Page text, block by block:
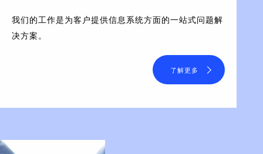
我们的工作是为客户提供信息系统方面的一站式问题解
决方案。
了解更多